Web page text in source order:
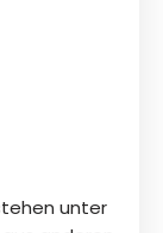
unter